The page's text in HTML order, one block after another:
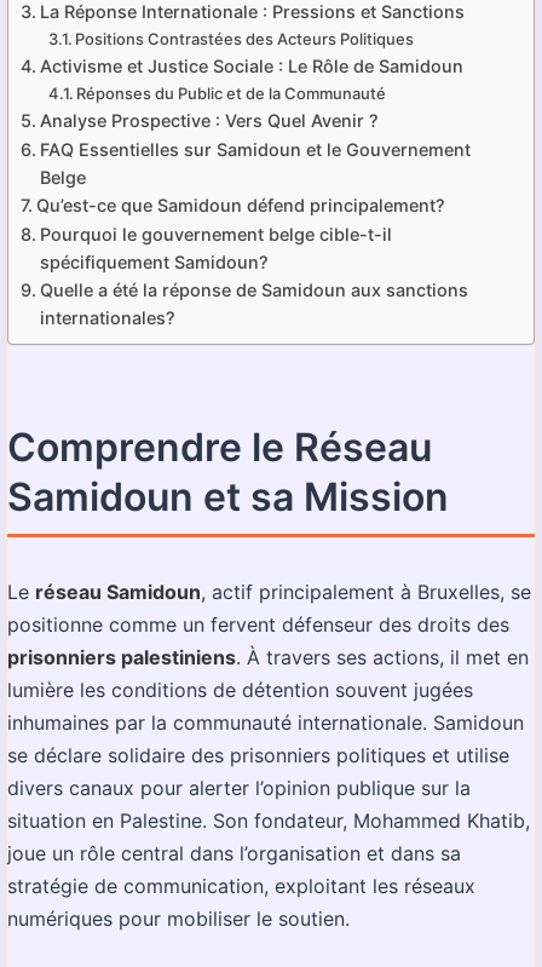
La Réponse Internationale : Pressions et Sanctions
Positions Contrastées des Acteurs Politiques
Activisme et Justice Sociale : Le Rôle de Samidoun
Réponses du Public et de la Communauté
Analyse Prospective : Vers Quel Avenir ?
FAQ Essentielles sur Samidoun et le Gouvernement
Belge
Qu’est-ce que Samidoun défend principalement?
Pourquoi le gouvernement belge cible-t-il
spécifiquement Samidoun?
Quelle a été la réponse de Samidoun aux sanctions
internationales?
Comprendre le Réseau
Samidoun et sa Mission
Le réseau Samidoun, actif principalement à Bruxelles, se
positionne comme un fervent défenseur des droits des
prisonniers palestiniens. À travers ses actions, il met en
lumière les conditions de détention souvent jugées
inhumaines par la communauté internationale. Samidoun
se déclare solidaire des prisonniers politiques et utilise
divers canaux pour alerter l’opinion publique sur la
situation en Palestine. Son fondateur, Mohammed Khatib,
joue un rôle central dans l’organisation et dans sa
stratégie de communication, exploitant les réseaux
numériques pour mobiliser le soutien.